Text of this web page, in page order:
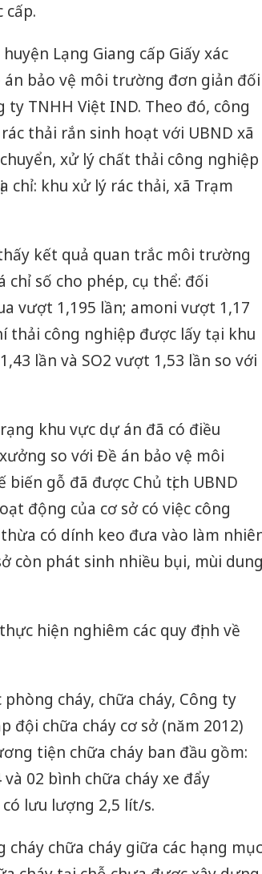
cấp.
Lạng Giang cấp Giấy xác
án bảo vệ môi trường đơn giản đối
TNHH Việt IND. Theo đó, công
thải rắn sinh hoạt với UBND xã
xử lý chất thải công nghiệp
chỉ: khu xử lý rác thải, xã Trạm
kết quả quan trắc môi trường
chỉ số cho phép, cụ thể: đối
vượt 1,195 lần; amoni vượt 1,17
thải công nghiệp được lấy tại khu
lần và SO2 vượt 1,53 lần so với
khu vực dự án đã có điều
so với Đề án bảo vệ môi
gỗ đã được Chủ tịch UBND
động của cơ sở có việc công
có dính keo đưa vào làm
còn phát sinh nhiều bụi, mùi
hiện nghiêm các quy định về
cháy, chữa cháy, Công ty
đội chữa cháy cơ sở (năm 2012)
tiện chữa cháy ban đầu gồm:
02 bình chữa cháy xe đẩy
lưu lượng 2,5 lít/s.
chữa cháy giữa các hạng mục
Công
tìm bị
án sản
bán
bán